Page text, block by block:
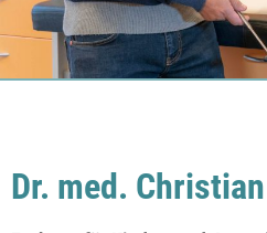
Dr. med.